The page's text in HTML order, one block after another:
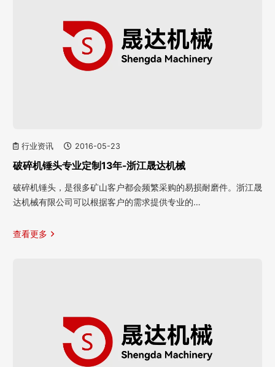
行业资讯 2016-05-23
破碎机锤头专业定制13年-浙江晟达机械
破碎机锤头，是很多矿山客户都会频繁采购的易损耐磨件。浙江晟
达机械有限公司可以根据客户的需求提供专业的…
查看更多